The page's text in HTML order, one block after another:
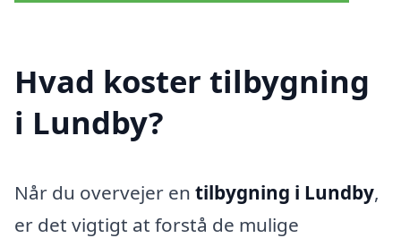
Hvad koster tilbygning
i Lundby?
Når du overvejer en tilbygning i Lundby,
er det vigtigt at forstå de mulige